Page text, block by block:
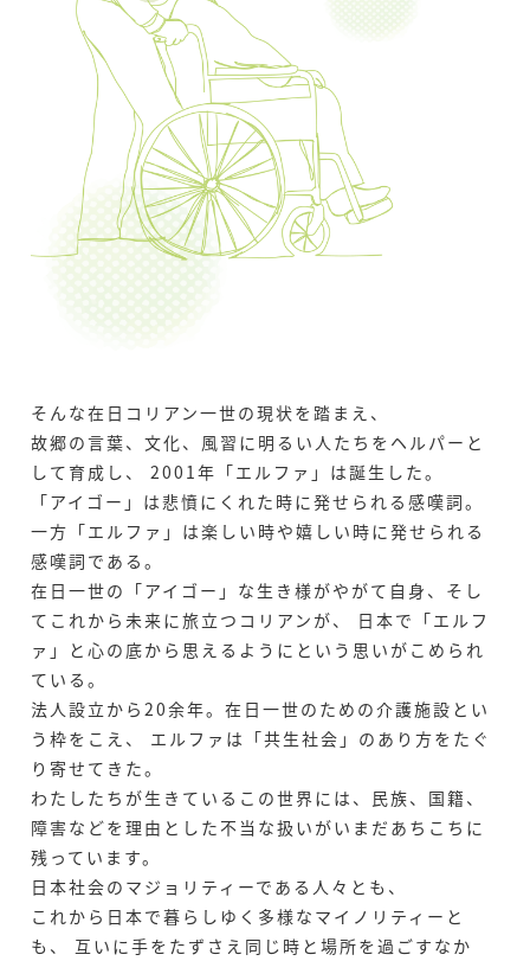
そんな在日コリアン一世の現状を踏まえ、
故郷の言葉、文化、風習に明るい人たちをヘルパーと
して育成し、
2001年「エルファ」は誕生した。
「アイゴー」は悲憤にくれた時に発せられる感嘆詞。
一方「エルファ」は楽しい時や嬉しい時に発せられる
感嘆詞である。
在日一世の「アイゴー」な生き様がやがて自身、そし
てこれから未来に旅立つコリアンが、
日本で「エルフ
ァ」と心の底から思えるようにという思いがこめられ
ている。
法人設立から20余年。在日一世のための介護施設とい
う枠をこえ、
エルファは「共生社会」のあり方をたぐ
り寄せてきた。
わたしたちが生きているこの世界には、民族、国籍、
障害などを理由とした不当な扱いがいまだあちこちに
残っています。
日本社会のマジョリティーである人々とも、
これから日本で暮らしゆく多様なマイノリティーと
も、
互いに手をたずさえ同じ時と場所を過ごすなか